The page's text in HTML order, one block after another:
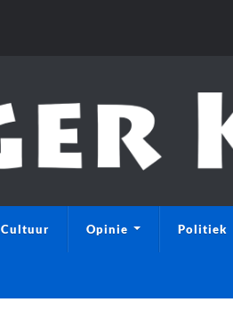
Cultuur Opinie Politiek